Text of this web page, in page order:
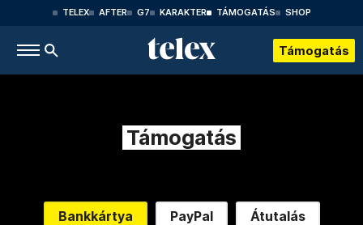
TELEX AFTER G7 KARAKTER TÁMOGATÁS SHOP
Támogatás
Támogatás
Bankkártya PayPal Átutalás